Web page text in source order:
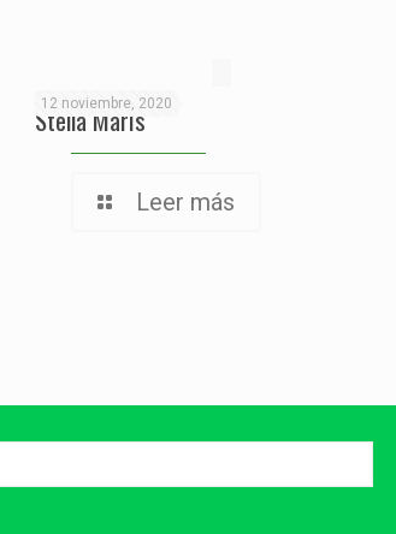
12 noviembre, 2020
Stella Maris
Leer más